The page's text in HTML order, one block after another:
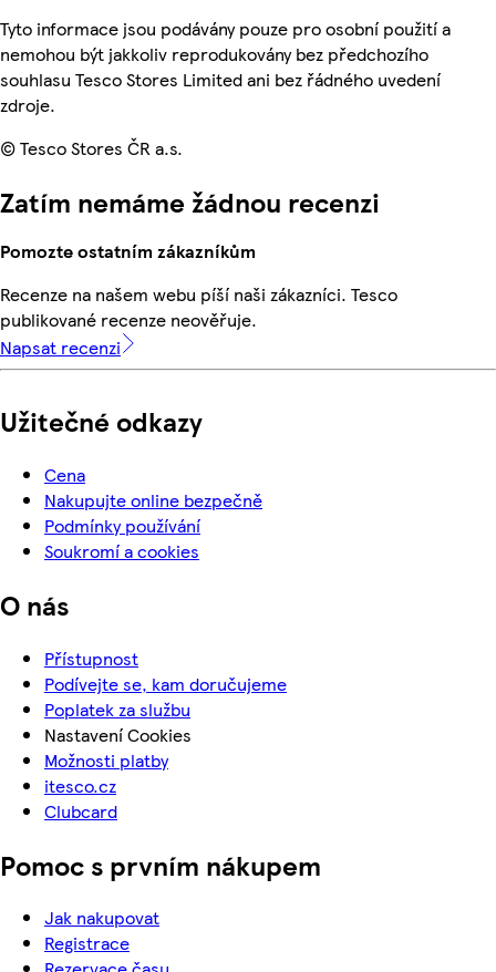
Tyto informace jsou podávány pouze pro osobní použití a
nemohou být jakkoliv reprodukovány bez předchozího
souhlasu Tesco Stores Limited ani bez řádného uvedení
zdroje.
© Tesco Stores ČR a.s.
Zatím nemáme žádnou recenzi
Pomozte ostatním zákazníkům
Recenze na našem webu píší naši zákazníci. Tesco
publikované recenze neověřuje.
Napsat recenzi
Užitečné odkazy
Cena
Nakupujte online bezpečně
Podmínky používání
Soukromí a cookies
O nás
Přístupnost
Podívejte se, kam doručujeme
Poplatek za službu
Nastavení Cookies
Možnosti platby
itesco.cz
Clubcard
Pomoc s prvním nákupem
Jak nakupovat
Registrace